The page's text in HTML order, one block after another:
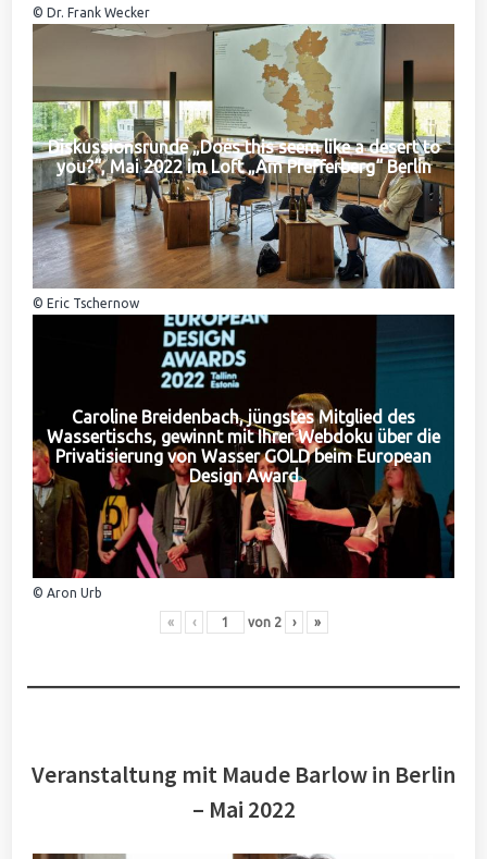
© Dr. Frank Wecker
Diskussionsrunde „Does this seem like a desert to
you?“, Mai 2022 im Loft „Am Pfefferberg“ Berlin
© Eric Tschernow
Caroline Breidenbach, jüngstes Mitglied des
Wassertischs, gewinnt mit Ihrer Webdoku über die
Privatisierung von Wasser GOLD beim European
Design Award
© Aron Urb
« ‹ von 2 › »
Veranstaltung mit Maude Barlow in Berlin
– Mai 2022